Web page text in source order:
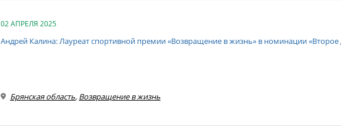
02 АПРЕЛЯ 2025
Андрей Калина: Лауреат спортивной премии «Возвращение в жизнь» в номинации «Второе
Брянская область, Возвращение в жизнь